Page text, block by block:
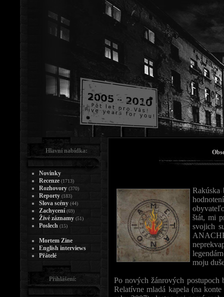
Rakúska
štát, mi
svojich
moju
Po nových žánrových postupoch
Relatívne mladá kapela (na
Hlavní nabídka:
Novinky
Recenze (1713)
Rozhovory (370)
Reporty (183)
Slova scény (44)
Zachycení (69)
Živé záznamy (51)
Poslech (15)
Mortem Zine
English interviews
Přátelé
Přihlášení: